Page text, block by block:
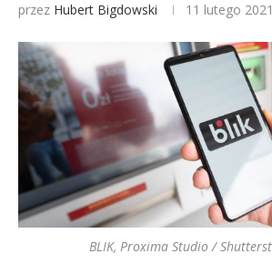
przez Hubert Bigdowski 11 lutego 2021
BLIK, Proxima Studio /